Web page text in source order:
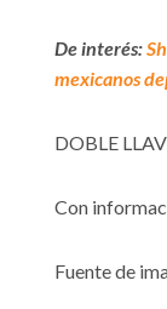
De interés:
mexicanos
DOBLE
Con
Fuente de